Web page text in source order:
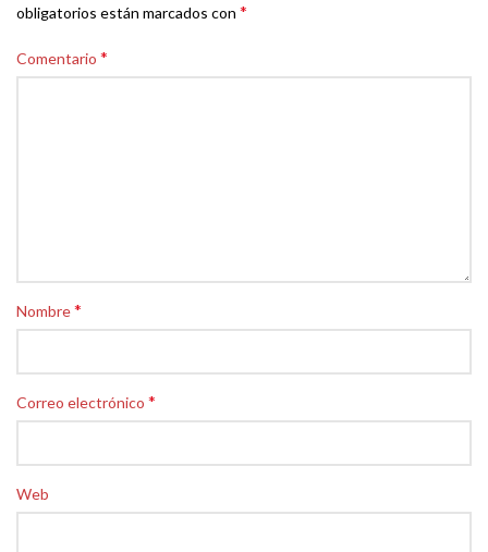
obligatorios están marcados con *
Comentario *
Nombre*
Correo electrónico *
Web